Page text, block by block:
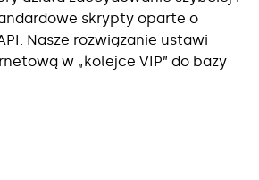
skrypty oparte o
Nasze rozwiązanie ustawi
w „kolejce VIP” do bazy